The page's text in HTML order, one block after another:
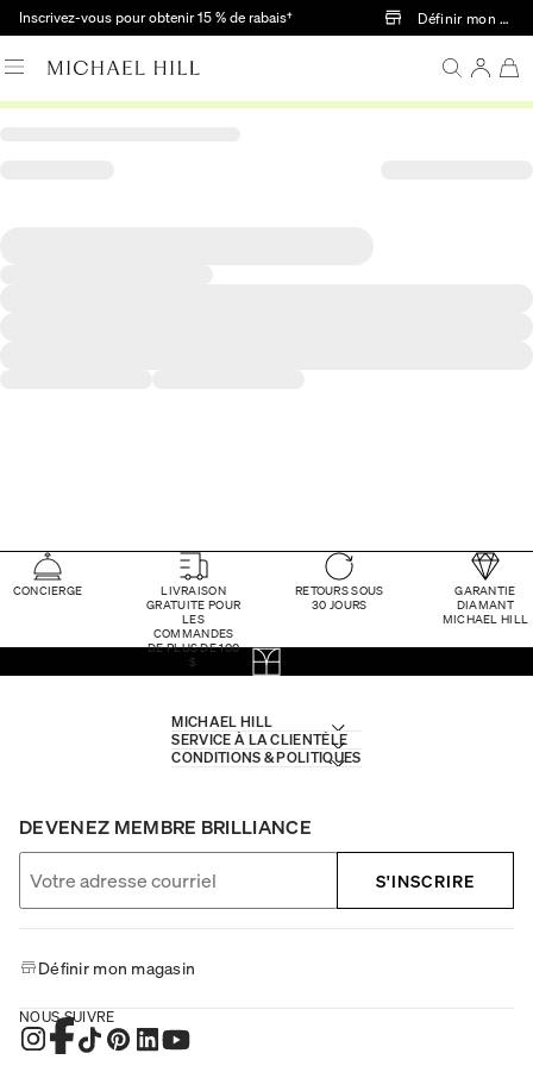
Passer au contenu principal
Inscrivez-vous pour obtenir 15 % de rabais† Définir mon
CONCIERGE
LIVRAISON
GRATUITE POUR
LES
COMMANDES
DE PLUS DE 100
$
RETOURS SOUS
30 JOURS
GARANTIE
DIAMANT
MICHAEL HILL
MICHAEL HILL
SERVICE À LA CLIENTÈLE
CONDITIONS & POLITIQUES
DEVENEZ MEMBRE BRILLIANCE
S'INSCRIRE
Définir mon magasin
NOUS SUIVRE